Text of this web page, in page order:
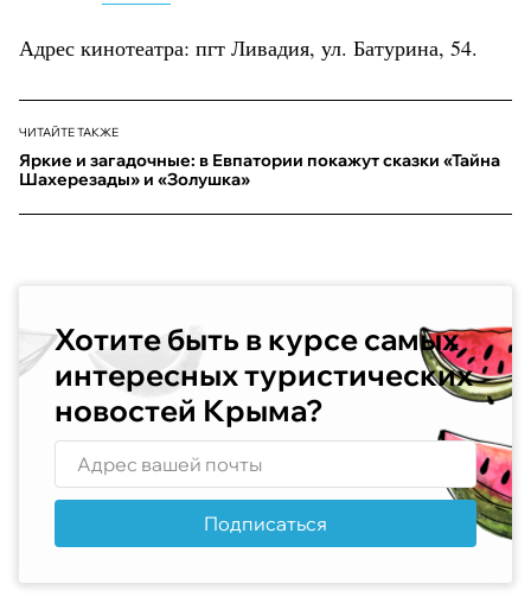
Адрес кинотеатра: пгт Ливадия, ул. Батурина, 54.
ЧИТАЙТЕ ТАКЖЕ
Яркие и загадочные: в Евпатории покажут сказки «Тайна
Шахерезады» и «Золушка»
Хотите быть в курсе самых
интересных туристических
новостей Крыма?
Подписаться